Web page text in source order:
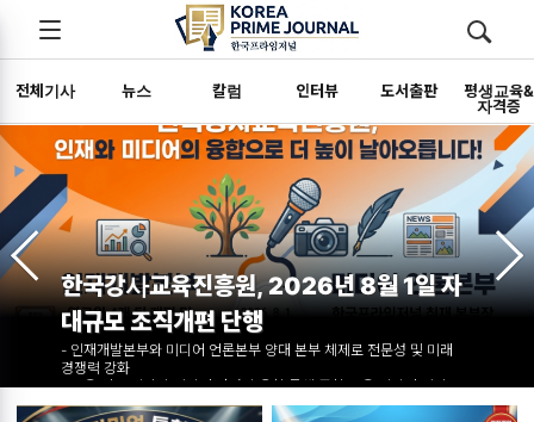
전체기사 뉴스 칼럼 인터뷰 도서출판
평생교육&
자격증
전체메뉴 검색창
열기/
천
스
"강사의 이미지는 강의력만큼 중요하다"…
김순복 원장, 가천대서 '명강사 스피치 &
무대매너' 전수
7월 28일 가천대 교육대학원서 '성남 4060 커리어 점프업' 11주 차 강의
펼쳐
돌발 상황 극복 스피치 실습 및 4060 맞춤형 명강사 매력자본 연출법
제시